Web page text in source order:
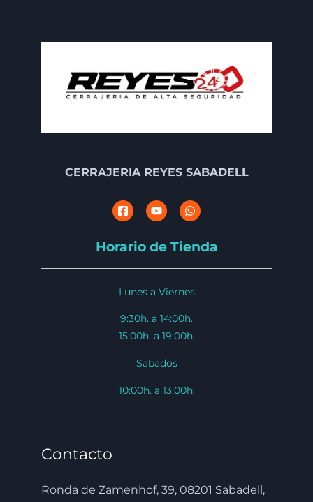
CERRAJERIA REYES SABADELL
Horario de Tienda
Lunes a Viernes
9:30h. a 14:00h.
15:00h. a 19:00h.
Sabados
10:00h. a 13:00h.
Contacto
Ronda de Zamenhof, 39, 08201 Sabadell,